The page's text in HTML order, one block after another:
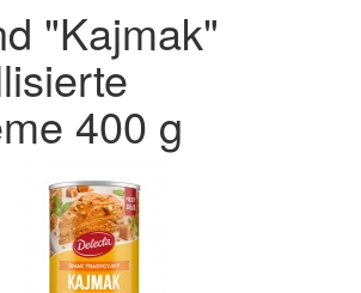
"Kajmak"
400 g